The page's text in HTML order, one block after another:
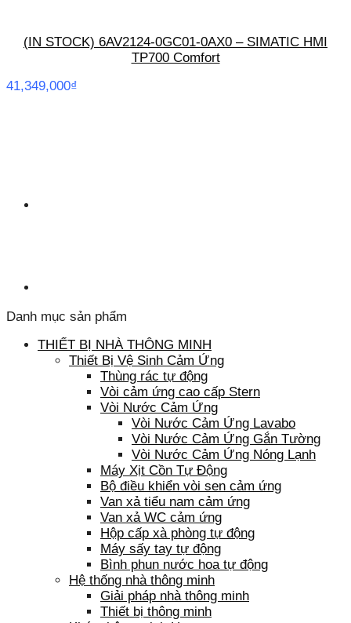
(IN STOCK) 6AV2124-0GC01-0AX0 – SIMATIC HMI
TP700 Comfort
41,349,000₫
Danh mục sản phẩm
THIẾT BỊ NHÀ THÔNG MINH
Thiết Bị Vệ Sinh Cảm Ứng
Thùng rác tự động
Vòi cảm ứng cao cấp Stern
Vòi Nước Cảm Ứng
Vòi Nước Cảm Ứng Lavabo
Vòi Nước Cảm Ứng Gắn Tường
Vòi Nước Cảm Ứng Nóng Lạnh
Máy Xịt Cồn Tự Động
Bộ điều khiển vòi sen cảm ứng
Van xả tiểu nam cảm ứng
Van xả WC cảm ứng
Hộp cấp xà phòng tự động
Máy sấy tay tự động
Bình phun nước hoa tự động
Hệ thống nhà thông minh
Giải pháp nhà thông minh
Thiết bị thông minh